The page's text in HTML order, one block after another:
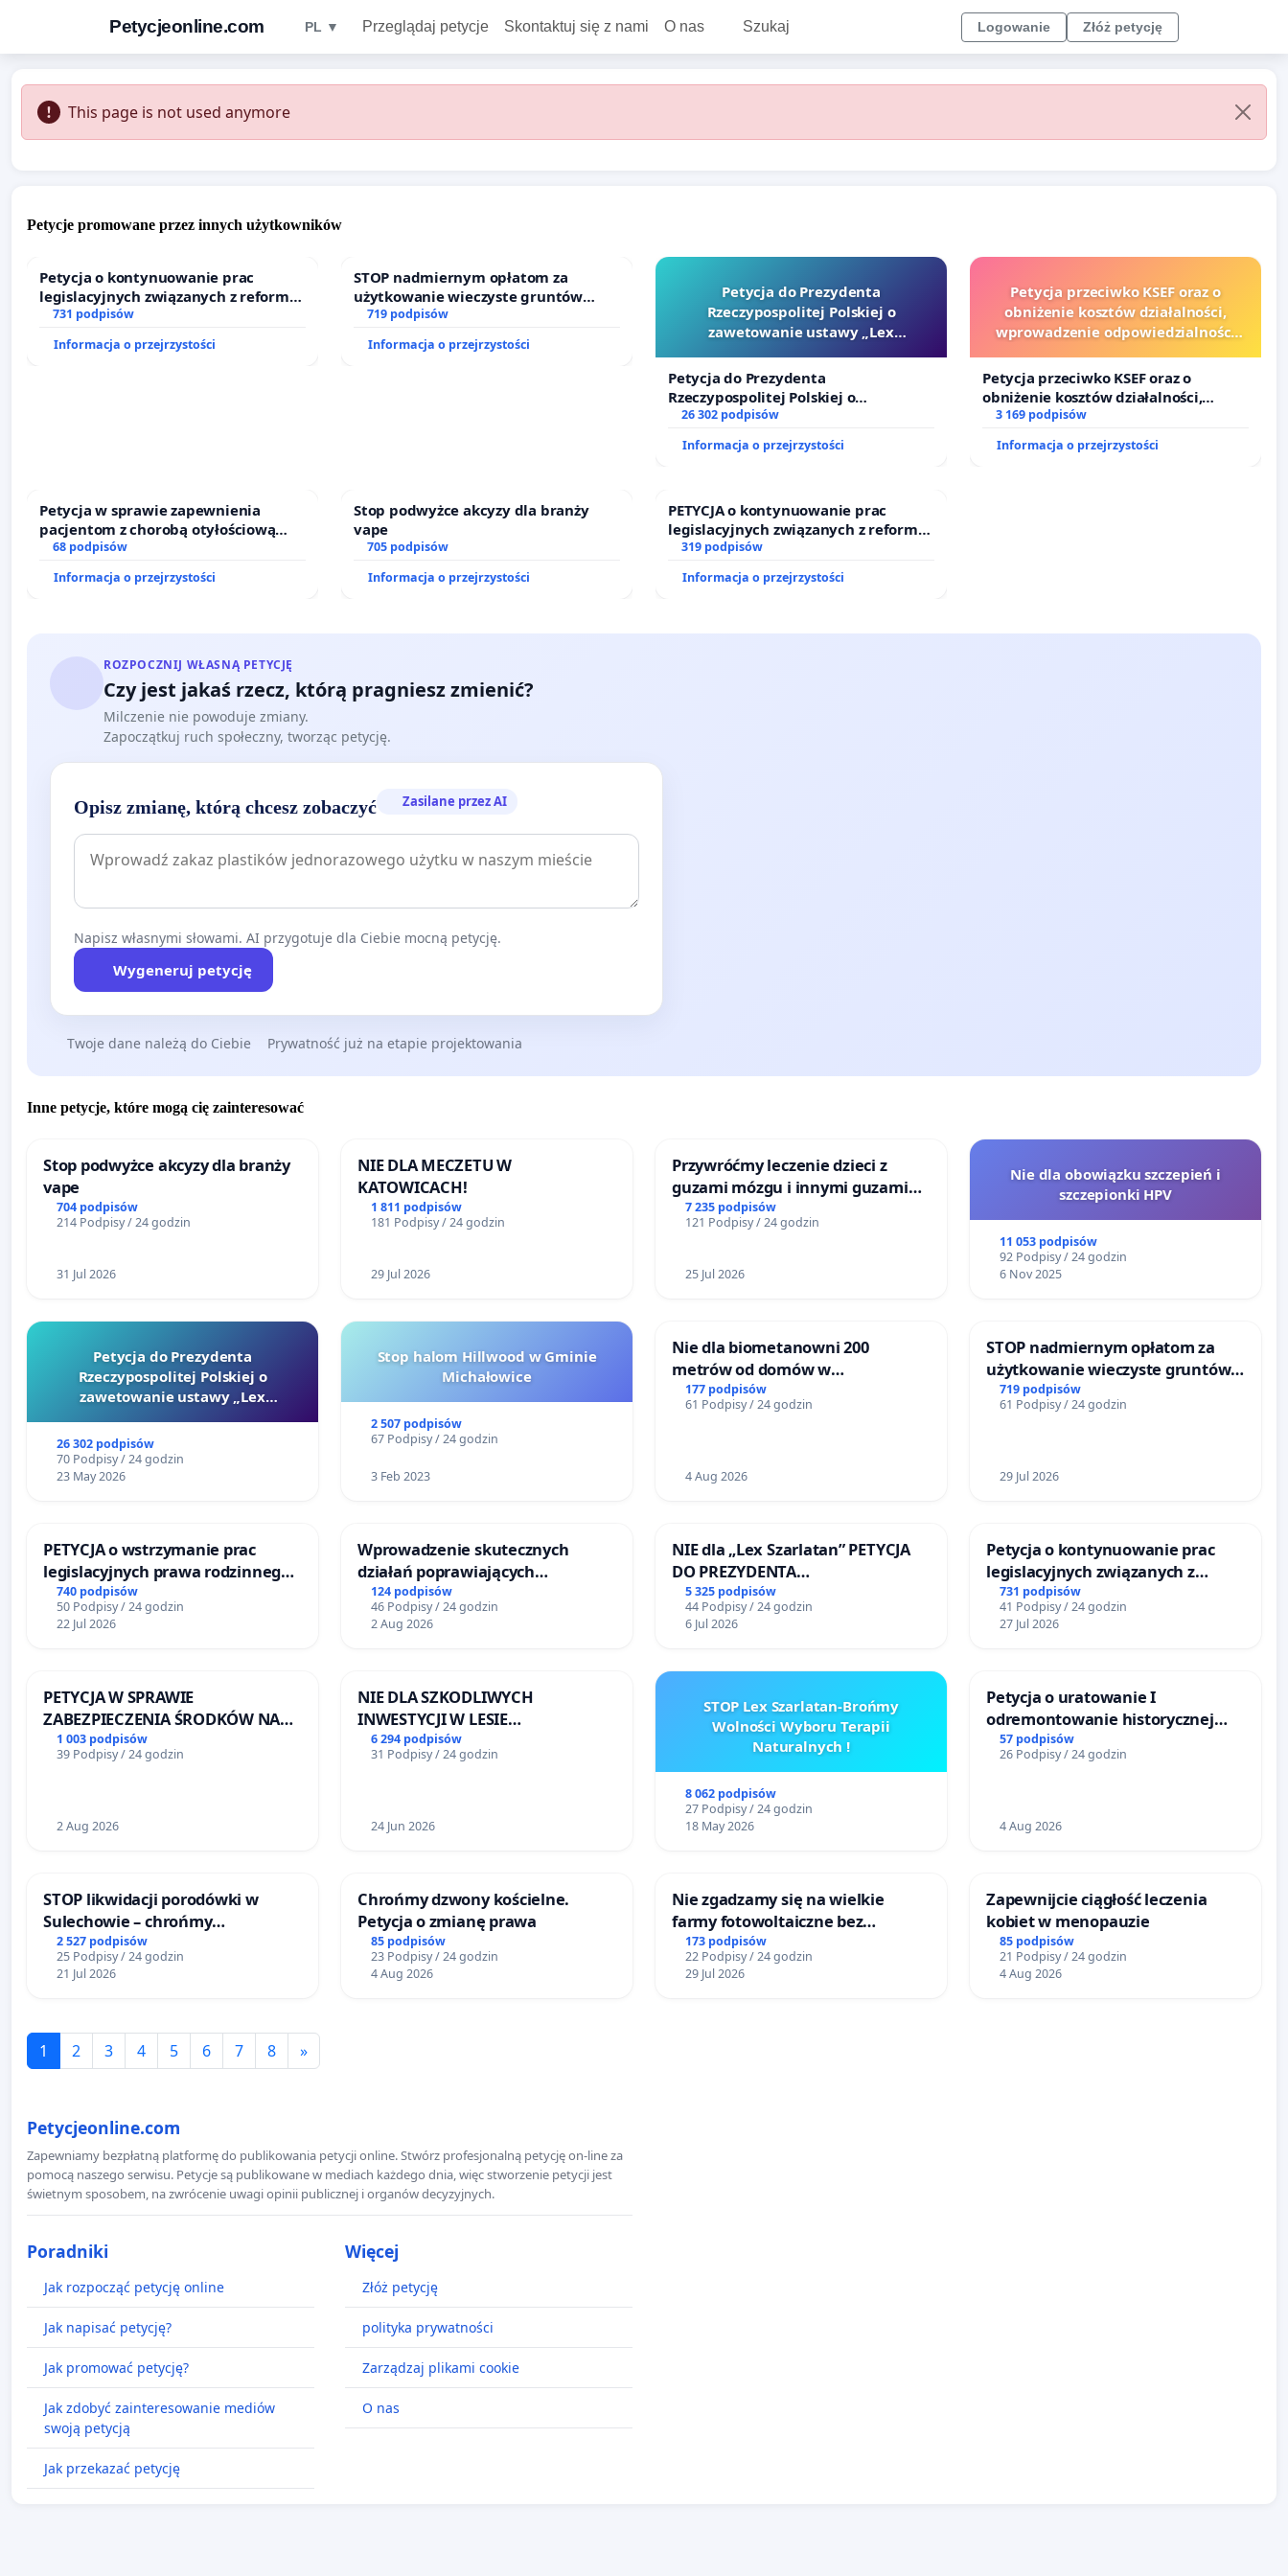
Petycjeonline.com PL ▼ Przeglądaj petycje Skontaktuj się z nami O nas Szukaj Logowanie Złóż petycję
This page is not used anymore
Petycje promowane przez innych użytkowników
Petycja o kontynuowanie prac
legislacyjnych związanych z reformą
prawa rodzinnego
731 podpisów
Informacja o przejrzystości
STOP nadmiernym opłatom za
użytkowanie wieczyste gruntów
zajmowanych przez rodzinne ogrody
działkowe.
719 podpisów
Informacja o przejrzystości
Petycja do Prezydenta
Rzeczypospolitej Polskiej o
zawetowanie ustawy „Lex
Petycja do Prezydenta
Rzeczypospolitej Polskiej o
zawetowanie ustawy „Lex Szarlatan”
26 302 podpisów
Informacja o przejrzystości
Petycja przeciwko KSEF oraz o
obniżenie kosztów działalności,
wprowadzenie odpowiedzialności
sędziów
Petycja przeciwko KSEF oraz o
obniżenie kosztów działalności,
wprowadzenie odpowiedzialności
finansowej kluczowych urzędników i
sędziów
3 169 podpisów
Informacja o przejrzystości
Petycja w sprawie zapewnienia
pacjentom z chorobą otyłościową
dostępu do kompleksowego leczenia
oraz programów profilaktycznych.
68 podpisów
Informacja o przejrzystości
Stop podwyżce akcyzy dla branży
vape
705 podpisów
Informacja o przejrzystości
PETYCJA o kontynuowanie prac
legislacyjnych związanych z reformą
prawa rodzinnego
319 podpisów
Informacja o przejrzystości
ROZPOCZNIJ WŁASNĄ PETYCJĘ
Czy jest jakaś rzecz, którą pragniesz zmienić?
Milczenie nie powoduje zmiany.
Zapoczątkuj ruch społeczny, tworząc petycję.
Opisz zmianę, którą chcesz zobaczyć Zasilane przez AI
Napisz własnymi słowami. AI przygotuje dla Ciebie mocną petycję.
Wygeneruj petycję
Twoje dane należą do Ciebie Prywatność już na etapie projektowania
Inne petycje, które mogą cię zainteresować
Stop podwyżce akcyzy dla branży
vape
704 podpisów
214 Podpisy / 24 godzin
31 Jul 2026
NIE DLA MECZETU W
KATOWICACH!
1 811 podpisów
181 Podpisy / 24 godzin
29 Jul 2026
Przywróćmy leczenie dzieci z
guzami mózgu i innymi guzami
litymi do Górnośląskiego
Centrum Zdrowia Dziecka w
7 235 podpisów
121 Podpisy / 24 godzin
25 Jul 2026
Nie dla obowiązku szczepień i
szczepionki HPV
11 053 podpisów
92 Podpisy / 24 godzin
6 Nov 2025
Petycja do Prezydenta
Rzeczypospolitej Polskiej o
zawetowanie ustawy „Lex
26 302 podpisów
70 Podpisy / 24 godzin
23 May 2026
Stop halom Hillwood w Gminie
Michałowice
2 507 podpisów
67 Podpisy / 24 godzin
3 Feb 2023
Nie dla biometanowni 200
metrów od domów w
Biernatkach, gm. Wądroże
Wielkie
177 podpisów
61 Podpisy / 24 godzin
4 Aug 2026
STOP nadmiernym opłatom za
użytkowanie wieczyste gruntów
zajmowanych przez rodzinne
ogrody działkowe.
719 podpisów
61 Podpisy / 24 godzin
29 Jul 2026
PETYCJA o wstrzymanie prac
legislacyjnych prawa rodzinnego
narażających ofiary przemocy
740 podpisów
50 Podpisy / 24 godzin
22 Jul 2026
Wprowadzenie skutecznych
działań poprawiających
bezpieczeństwo na ulicy
Żeromskiego w Otwocku
124 podpisów
46 Podpisy / 24 godzin
2 Aug 2026
NIE dla „Lex Szarlatan” PETYCJA
DO PREZYDENTA
RZECZYPOSPOLITEJ POLSKIEJ
5 325 podpisów
44 Podpisy / 24 godzin
6 Jul 2026
Petycja o kontynuowanie prac
legislacyjnych związanych z
reformą prawa rodzinnego
731 podpisów
41 Podpisy / 24 godzin
27 Jul 2026
PETYCJA W SPRAWIE
ZABEZPIECZENIA ŚRODKÓW NA
FUNKCJONOWANIE SCHRONISKA
DLA BEZDOMNYCH ZWIERZĄT W
1 003 podpisów
39 Podpisy / 24 godzin
2 Aug 2026
NIE DLA SZKODLIWYCH
INWESTYCJI W LESIE
ŁAGIEWNICKIM I ARTURÓWKU
6 294 podpisów
31 Podpisy / 24 godzin
24 Jun 2026
STOP Lex Szarlatan-Brońmy
Wolności Wyboru Terapii
Naturalnych !
8 062 podpisów
27 Podpisy / 24 godzin
18 May 2026
Petycja o uratowanie I
odremontowanie historycznej
Lokomotywy sm42-914
57 podpisów
26 Podpisy / 24 godzin
4 Aug 2026
STOP likwidacji porodówki w
Sulechowie – chrońmy
bezpieczeństwo matek i
noworodków
2 527 podpisów
25 Podpisy / 24 godzin
21 Jul 2026
Chrońmy dzwony kościelne.
Petycja o zmianę prawa
85 podpisów
23 Podpisy / 24 godzin
4 Aug 2026
Nie zgadzamy się na wielkie
farmy fotowoltaiczne bez
rzetelnych analiz i akceptacji
mieszkańców
173 podpisów
22 Podpisy / 24 godzin
29 Jul 2026
Zapewnijcie ciągłość leczenia
kobiet w menopauzie
85 podpisów
21 Podpisy / 24 godzin
4 Aug 2026
1 2 3 4 5 6 7 8 »
Petycjeonline.com
Zapewniamy bezpłatną platformę do publikowania petycji online. Stwórz profesjonalną petycję on-line za
pomocą naszego serwisu. Petycje są publikowane w mediach każdego dnia, więc stworzenie petycji jest
świetnym sposobem, na zwrócenie uwagi opinii publicznej i organów decyzyjnych.
Poradniki
Jak rozpocząć petycję online
Jak napisać petycję?
Jak promować petycję?
Jak zdobyć zainteresowanie mediów
swoją petycją
Jak przekazać petycję
Więcej
Złóż petycję
polityka prywatności
Zarządzaj plikami cookie
O nas